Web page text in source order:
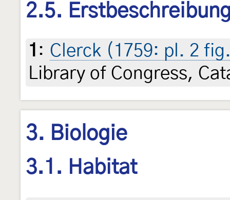
2.5.
1 : Clerck (1759: pl. 2
Library of Congress,
3. Biologie
3.1. Habitat